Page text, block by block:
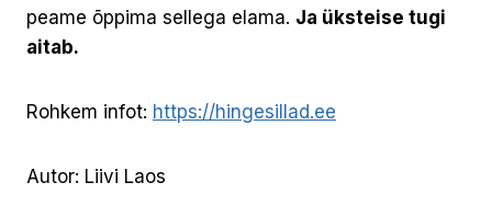
peame õppima sellega elama. Ja üksteise tugi
aitab.
Rohkem infot: https://hingesillad.ee
Autor: Liivi Laos